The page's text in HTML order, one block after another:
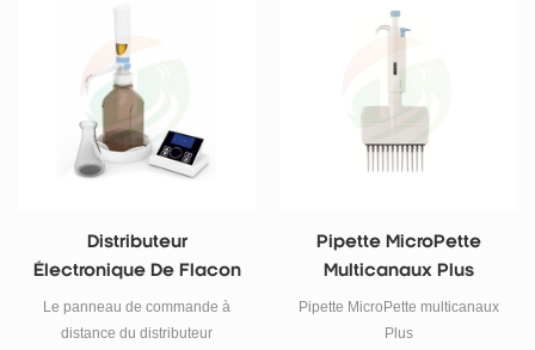
Distributeur
Électronique De Flacon
De 100 Ml
Le panneau de commande à
distance du distributeur
Pipette MicroPette
Multicanaux Plus
Pipette MicroPette multicanaux
Plus